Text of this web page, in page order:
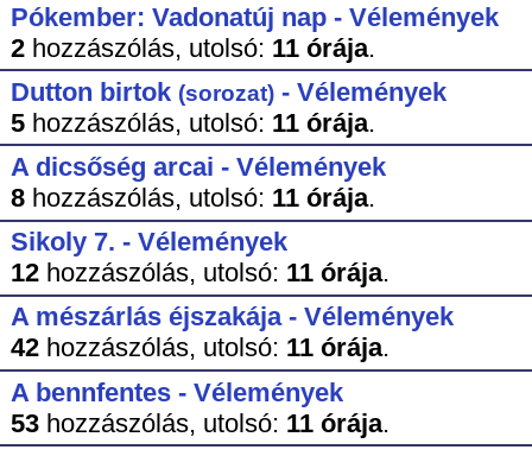
Pókember: Vadonatúj nap - Vélemények
2hozzászólás, utolsó: 11 órája.
Dutton birtok (sorozat)- Vélemények
5hozzászólás, utolsó: 11 órája.
A dicsőség arcai - Vélemények
8hozzászólás, utolsó: 11 órája.
Sikoly 7. - Vélemények
12hozzászólás, utolsó: 11 órája.
A mészárlás éjszakája - Vélemények
42hozzászólás, utolsó: 11 órája.
A bennfentes - Vélemények
53hozzászólás, utolsó: 11 órája.